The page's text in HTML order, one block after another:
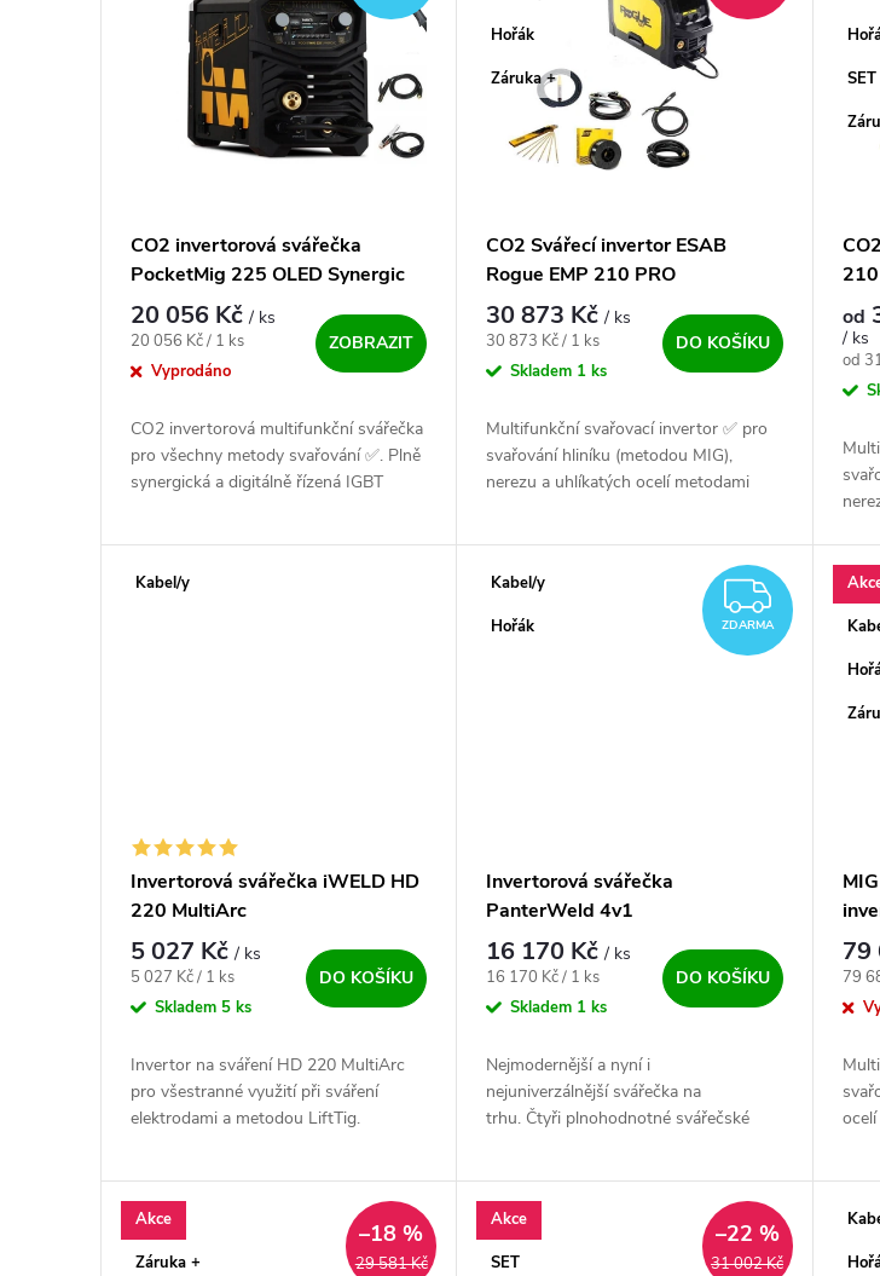
CO2 invertorová svářečka
PocketMig 225 OLED Synergic
včetně hořáku
20 056 Kč/ ks
Měrná cena:
20 056 Kč / 1 ks
Vyprodáno
ZOBRAZIT
CO2 invertorová multifunkční svářečka
pro všechny metody svařování ✅. Plně
synergická a digitálně řízená IGBT
Hořák
Záruka +
CO2 Svářecí invertor ESAB
Rogue EMP 210 PRO
30 873 Kč/ ks
Měrná cena:
30 873 Kč / 1 ks
Skladem 1 ks
DO KOŠÍKU
Multifunkční svařovací invertor ✅ pro
svařování hliníku (metodou MIG),
nerezu a uhlíkatých ocelí metodami
SET
od
/ ks
od
Kabel/y
Invertorová svářečka iWELD HD
220 MultiArc
5 027 Kč/ ks
Měrná cena:
5 027 Kč / 1 ks
Skladem 5 ks
DO KOŠÍKU
Invertor na sváření HD 220 MultiArc
pro všestranné využití při sváření
elektrodami a metodou LiftTig.
Kabel/y
Hořák
ZDARMA
Invertorová svářečka
PanterWeld 4v1
16 170 Kč/ ks
Měrná cena:
16 170 Kč / 1 ks
Skladem 1 ks
DO KOŠÍKU
Nejmodernější a nyní i
nejuniverzálnější svářečka na
trhu. Čtyři plnohodnotné svářečské
jednom svářecím...
79
79
Akce
Záruka +
29 581 Kč
–18 %
Akce
SET
31 002 Kč
–22 %